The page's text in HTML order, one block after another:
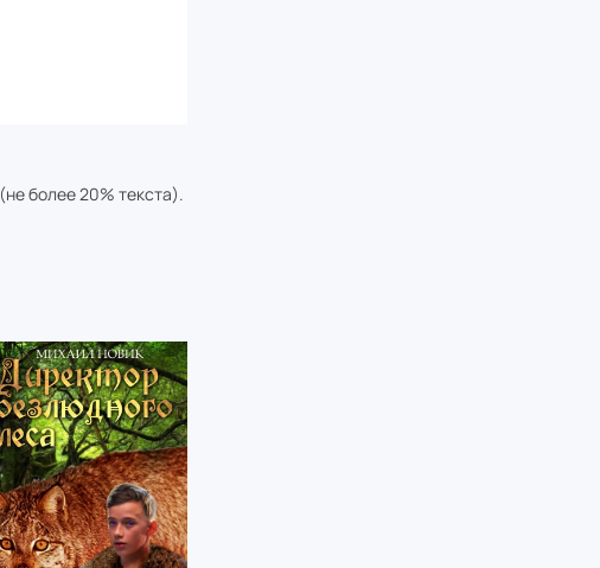
(не более 20% текста).